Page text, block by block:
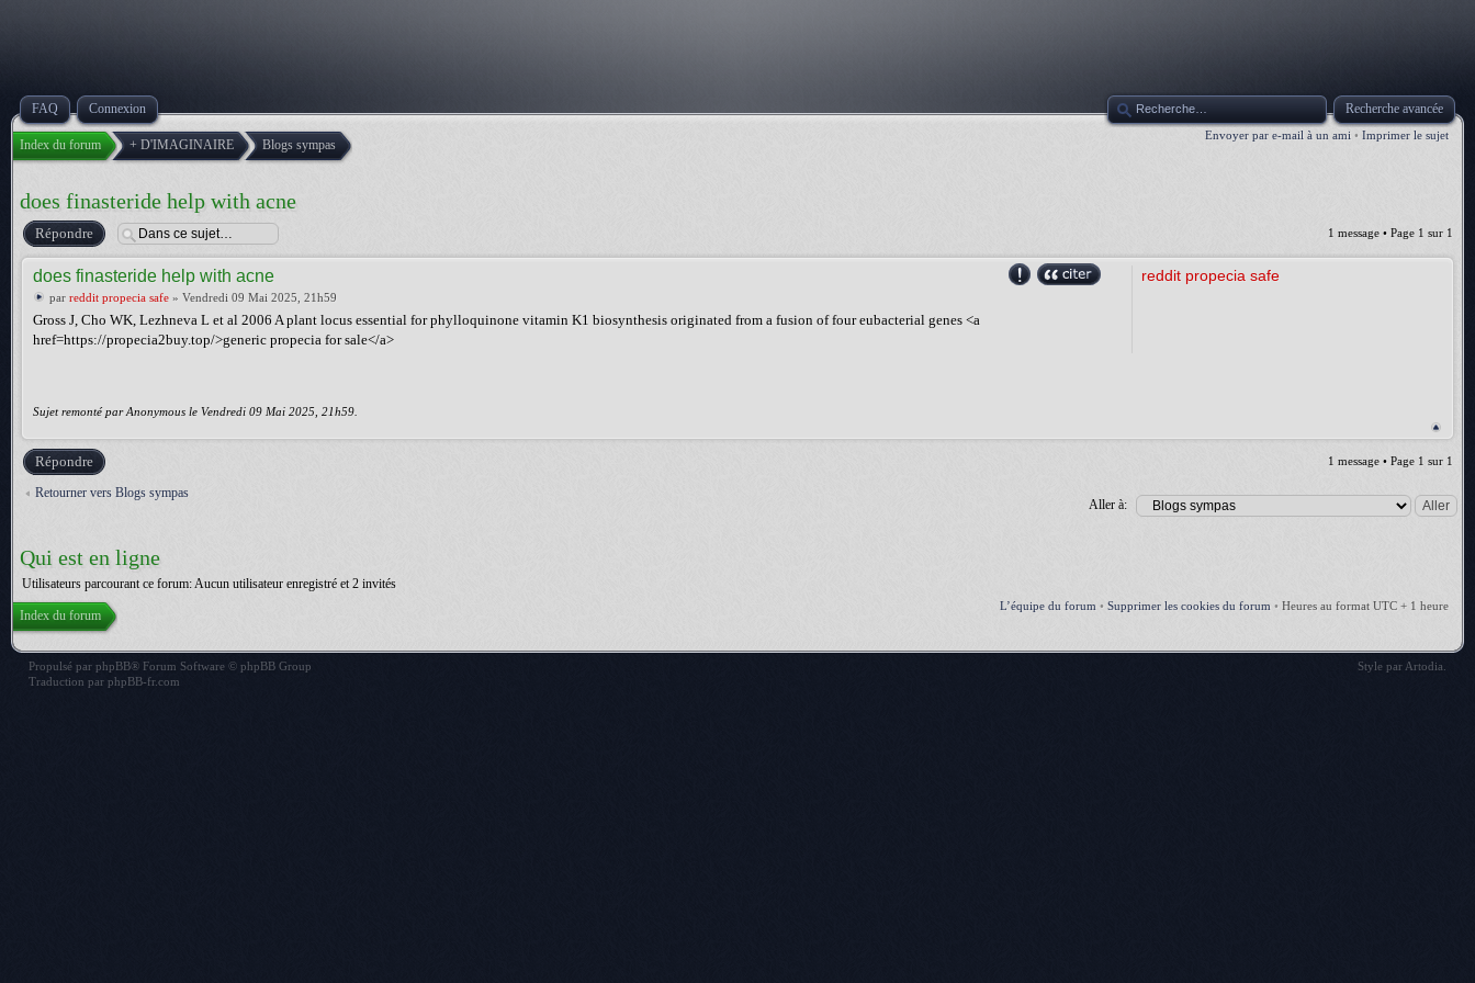
FAQ Connexion Recherche avancée
Envoyer par e-mail à un ami • Imprimer le sujet
Index du forum + D'IMAGINAIRE Blogs sympas
does finasteride help with acne
Répondre 1 message • Page 1 sur 1
does finasteride help with acne
par reddit propecia safe » Vendredi 09 Mai 2025, 21h59
Gross J, Cho WK, Lezhneva L et al 2006 A plant locus essential for phylloquinone vitamin K1 biosynthesis originated from a fusion of four eubacterial genes <a
href=https://propecia2buy.top/>generic propecia for sale</a>
Sujet remonté par Anonymous le Vendredi 09 Mai 2025, 21h59.
reddit propecia safe
Répondre 1 message • Page 1 sur 1
Retourner vers Blogs sympas
Aller à:
Qui est en ligne
Utilisateurs parcourant ce forum: Aucun utilisateur enregistré et 2 invités
L’équipe du forum • Supprimer les cookies du forum • Heures au format UTC + 1 heure
Index du forum
Propulsé par phpBB® Forum Software © phpBB Group
Traduction par phpBB-fr.com
Style par Artodia